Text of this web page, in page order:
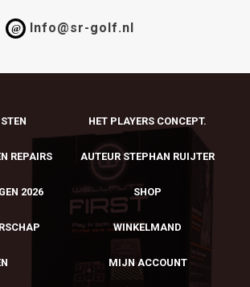
@ Info@sr-golf.nl
HET PLAYERS CONCEPT.
REPAIRS AUTEUR STEPHAN RUIJTER
2026 SHOP
WINKELMAND
MIJN ACCOUNT